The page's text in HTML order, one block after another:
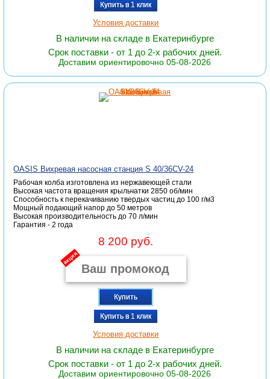
Купить в 1 клик
Условия доставки
В наличии на складе в Екатеринбурге
Срок поставки - от 1 до 2-х рабочих дней.
Доставим ориентировочно 05-08-2026
OASIS Вихревая насосная станция S 40/36СV-24
Рабочая колба изготовлена из нержавеющей стали
Высокая частота вращения крыльчатки 2850 об/мин
Способность к перекачиванию твердых частиц до 100 г/м3
Мощный подающий напор до 50 метров
Высокая производительность до 70 л/мин
Гарантия - 2 года
8 200 руб.
акция
Купить
Купить в 1 клик
Условия доставки
В наличии на складе в Екатеринбурге
Срок поставки - от 1 до 2-х рабочих дней.
Доставим ориентировочно 05-08-2026